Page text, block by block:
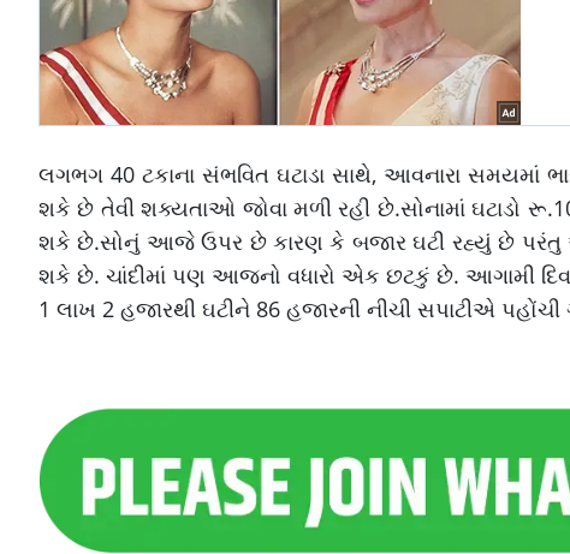
લગભગ 40 ટકાના સંભવિત ઘટાડા સાથે, આવનારા સમયમાં
શકે છે તેવી શક્યતાઓ જોવા મળી રહી છે.સોનામાં ઘટાડો
શકે છે.સોનું આજે ઉપર છે કારણ કે બજાર ઘટી રહ્યું છે પરંતુ
શકે છે. ચાંદીમાં પણ આજનો વધારો એક છટકું છે. આગામી
1 લાખ 2 હજારથી ઘટીને 86 હજારની નીચી સપાટીએ